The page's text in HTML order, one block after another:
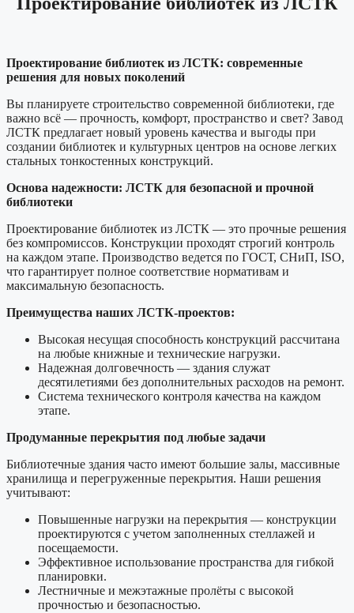
Проектирование библиотек из ЛСТК: современные
решения для новых поколений
Вы планируете строительство современной библиотеки, где
важно всё — прочность, комфорт, пространство и свет? Завод
ЛСТК предлагает новый уровень качества и выгоды при
создании библиотек и культурных центров на основе легких
стальных тонкостенных конструкций.
Основа надежности: ЛСТК для безопасной и прочной
библиотеки
Проектирование библиотек из ЛСТК — это прочные решения
без компромиссов. Конструкции проходят строгий контроль
на каждом этапе. Производство ведется по ГОСТ, СНиП, ISO,
что гарантирует полное соответствие нормативам и
максимальную безопасность.
Преимущества наших ЛСТК-проектов:
Высокая несущая способность конструкций рассчитана
на любые книжные и технические нагрузки.
Надежная долговечность — здания служат
десятилетиями без дополнительных расходов на ремонт.
Система технического контроля качества на каждом
этапе.
Продуманные перекрытия под любые задачи
Библиотечные здания часто имеют большие залы, массивные
хранилища и перегруженные перекрытия. Наши решения
учитывают:
Повышенные нагрузки на перекрытия — конструкции
проектируются с учетом заполненных стеллажей и
посещаемости.
Эффективное использование пространства для гибкой
планировки.
Лестничные и межэтажные пролёты с высокой
прочностью и безопасностью.